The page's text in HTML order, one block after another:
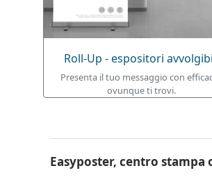
Roll-Up - espositori
Presenta il tuo messaggio con
ovunque ti trovi.
Easyposter, centro